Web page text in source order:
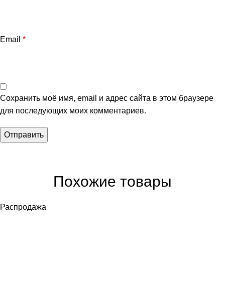
Email *
Сохранить моё имя, email и адрес сайта в этом браузере
для последующих моих комментариев.
Похожие товары
Распродажа